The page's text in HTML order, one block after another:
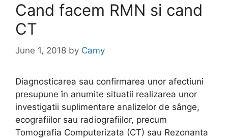
Cand facem RMN si cand
CT
June 1, 2018 by Camy
Diagnosticarea sau confirmarea unor afectiuni
presupune în anumite situatii realizarea unor
investigatii suplimentare analizelor de sânge,
ecografiilor sau radiografiilor, precum
Tomografia Computerizata (CT) sau Rezonanta